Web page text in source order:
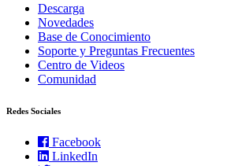
Descarga
Novedades
Base de Conocimiento
Soporte y Preguntas Frecuentes
Centro de Videos
Comunidad
Redes Sociales
Facebook
LinkedIn